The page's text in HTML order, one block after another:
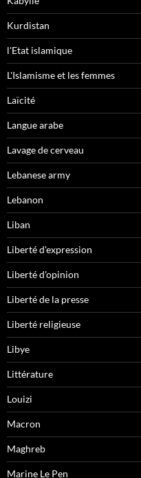
Kurdistan
l'Etat islamique
L'Islamisme et les femmes
Laïcité
Langue arabe
Lavage de cerveau
Lebanese army
Lebanon
Liban
Liberté d'expression
Liberté d'opinion
Liberté de la presse
Liberté religieuse
Libye
Littérature
Louizi
Macron
Maghreb
Marine Le Pen